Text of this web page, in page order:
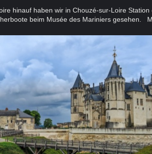
hinauf haben wir in Chouzé-sur-Loire
beim Musée des Mariniers gesehen.